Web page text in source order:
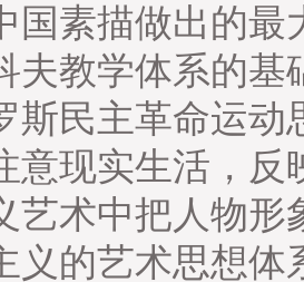
国素描做出的
夫教学体系的
斯民主革命运动
意现实生活，
艺术中把人物形
义的艺术思想体